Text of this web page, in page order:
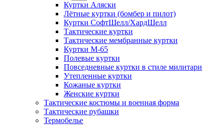
Куртки Аляски
Лётные куртки (бомбер и пилот)
Куртки СофтШелл/ХардШелл
Тактические куртки
Тактические мембранные куртки
Куртки М-65
Полевые куртки
Повседневные куртки в стиле милитари
Утепленные куртки
Кожаные куртки
Женские куртки
Тактические костюмы и военная форма
Тактические рубашки
Термобелье